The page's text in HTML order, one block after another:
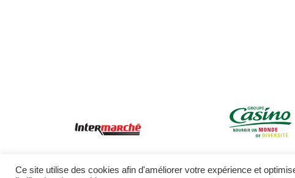
Ce site utilise des cookies afin d'améliorer votre expérience et